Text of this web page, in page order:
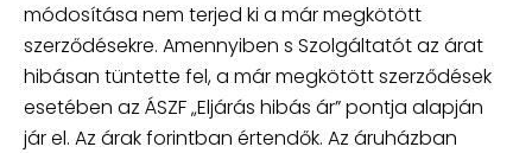
módosítása nem terjed ki a már megkötött
szerződésekre. Amennyiben s Szolgáltatót az árat
hibásan tüntette fel, a már megkötött szerződések
esetében az ÁSZF „Eljárás hibás ár” pontja alapján
jár el. Az árak forintban értendők. Az áruházban